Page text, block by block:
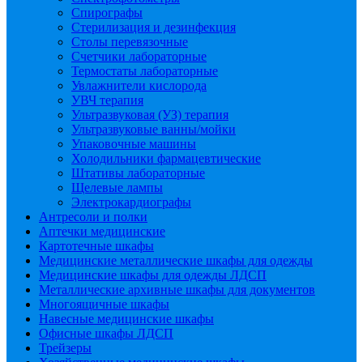
Спирографы
Стерилизация и дезинфекция
Столы перевязочные
Счетчики лабораторные
Термостаты лабораторные
Увлажнители кислорода
УВЧ терапия
Ультразвуковая (УЗ) терапия
Ультразвуковые ванны/мойки
Упаковочные машины
Холодильники фармацевтические
Штативы лабораторные
Щелевые лампы
Электрокардиографы
Антресоли и полки
Аптечки медицинские
Картотечные шкафы
Медицинские металлические шкафы для одежды
Медицинские шкафы для одежды ЛДСП
Металлические архивные шкафы для документов
Многоящичные шкафы
Навесные медицинские шкафы
Офисные шкафы ЛДСП
Трейзеры